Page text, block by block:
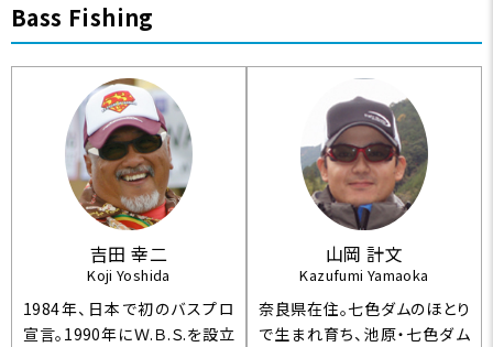
Bass Fishing
吉田 幸二
Koji Yoshida
1984年、日本で初のバスプロ
宣言。1990年にＷ.Ｂ.Ｓ.を設立
山岡 計文
Kazufumi Yamaoka
奈良県在住。七色ダムのほとり
で生まれ育ち、池原・七色ダム